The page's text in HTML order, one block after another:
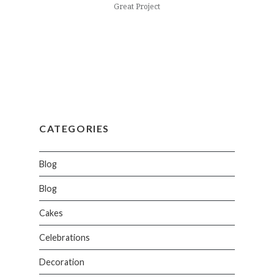
Great Project
CATEGORIES
Blog
Blog
Cakes
Celebrations
Decoration